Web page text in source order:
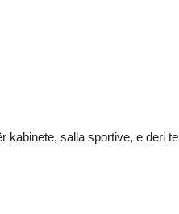
kabinete, salla sportive, e deri te